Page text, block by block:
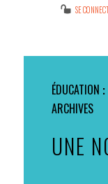
SE
ÉDUCATION
ARCHIVES
UNE